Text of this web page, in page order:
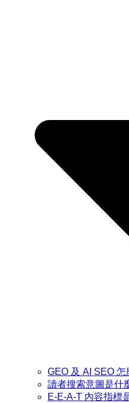
GEO 及 AI SEO 怎
讀者搜索意圖是什
E-E-A-T 內容指標